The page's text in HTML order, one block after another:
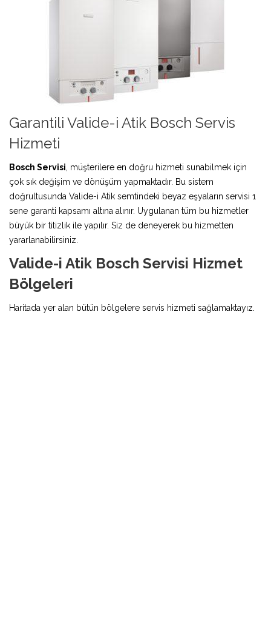
Garantili Valide-i Atik Bosch Servis
Hizmeti
Bosch Servisi , müşterilere en doğru hizmeti sunabilmek için
çok sık değişim ve dönüşüm yapmaktadır. Bu sistem
doğrultusunda Valide-i Atik semtindeki beyaz eşyaların servisi 1
sene garanti kapsamı altına alınır. Uygulanan tüm bu hizmetler
büyük bir titizlik ile yapılır. Siz de deneyerek bu hizmetten
yararlanabilirsiniz.
Valide-i Atik Bosch Servisi Hizmet
Bölgeleri
Haritada yer alan bütün bölgelere servis hizmeti sağlamaktayız.